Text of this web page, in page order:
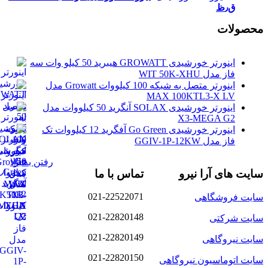
اینورتر خورشیدی GROWATT هیبرید 50 کیلو وات سه
فاز مدل WIT 50K-XHU
اینورتر متصل به شبکه 100 کیلووات Growatt مدل
MAX 100KTL3-X LV
اینورتر خورشیدی SOLAX آنگرید 50 کیلووات مدل
X3-MEGA G2
اینورتر خورشیدی Go Green آفگرید 12 کیلووات تک
فاز مدل GGIV-1P-12KW
های آرا نیرو
فروشگاهی
شرکتی
نیروگاهی
اتوماسیون نیروگاهی
تماس با ما
021-22522071
021-22820148
021-22820149
021-22820150
رفتن به بالا